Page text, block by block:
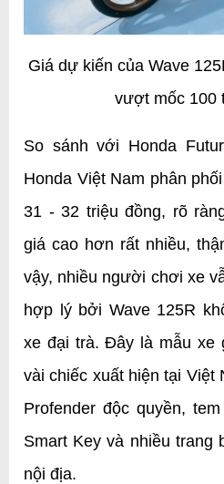
Giá dự kiến của Wave
vượt mốc 100
So sánh với Honda
Honda Việt Nam phân
31 - 32 triệu đồng, rõ
giá cao hơn rất nhiều,
vậy, nhiều người chơi xe
hợp lý bởi Wave 125R
xe đại trà. Đây là mẫu xe
vài chiếc xuất hiện tại Việt
Profender độc quyền,
Smart Key và nhiều
nội địa.